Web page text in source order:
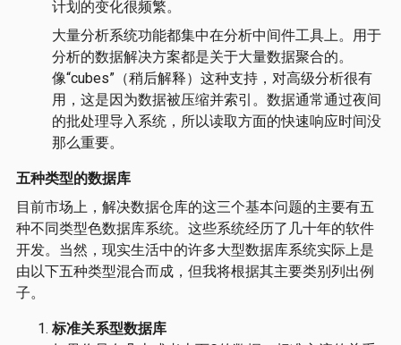
计划的变化很频繁。
大量分析系统功能都集中在分析中间件工具上。用于
分析的数据解决方案都是关于大量数据聚合的。
像“cubes”（稍后解释）这种支持，对高级分析很有
用，这是因为数据被压缩并索引。数据通常通过夜间
的批处理导入系统，所以读取方面的快速响应时间没
那么重要。
五种类型的数据库
目前市场上，解决数据仓库的这三个基本问题的主要有五
种不同类型色数据库系统。这些系统经历了几十年的软件
开发。当然，现实生活中的许多大型数据库系统实际上是
由以下五种类型混合而成，但我将根据其主要类别列出例
子。
标准关系型数据库